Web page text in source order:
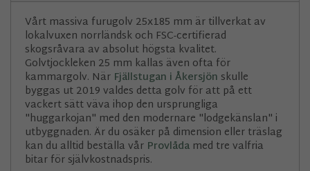
Vårt massiva furugolv 25x185 mm är tillverkat av
lokalvuxen norrländsk och FSC-certifierad
skogsråvara av absolut högsta kvalitet.
Golvtjockleken 25 mm kallas även ofta för
kammargolv. När Fjällstugan i Åkersjön skulle
byggas ut 2019 valdes detta golv för att på ett
vackert sätt väva ihop den ursprungliga
"huggarkojan" med den modernare "lodgekänslan" i
utbyggnaden. Är du osäker på dimension eller träslag
kan du alltid beställa vår Provlåda med tre valfria
bitar för självkostnadspris.